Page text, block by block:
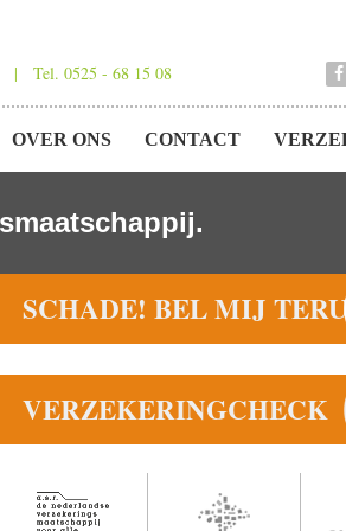
| Tel. 0525 - 68 15 08
OVER ONS CONTACT
SCHADE! BEL MIJ
VERZEKERINGCHECK